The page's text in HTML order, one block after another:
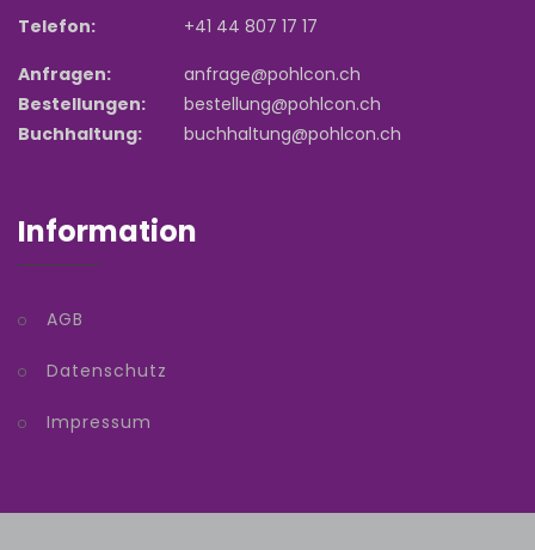
Telefon:
+41 44 807 17 17
Anfragen:
Bestellungen:
Buchhaltung:
anfrage@pohlcon.ch
bestellung@pohlcon.ch
buchhaltung@pohlcon.ch
Information
AGB
Datenschutz
Impressum